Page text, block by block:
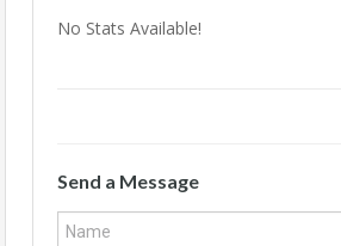
No Stats Available!
Send a Message